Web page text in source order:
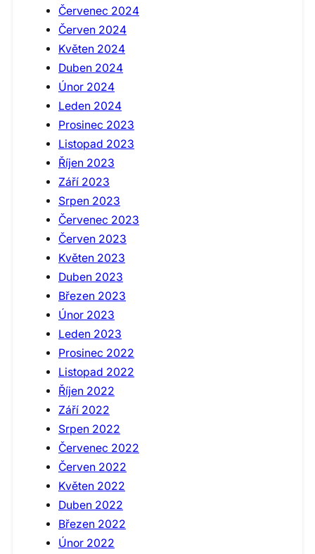
Červenec 2024
Červen 2024
Květen 2024
Duben 2024
Únor 2024
Leden 2024
Prosinec 2023
Listopad 2023
Říjen 2023
Září 2023
Srpen 2023
Červenec 2023
Červen 2023
Květen 2023
Duben 2023
Březen 2023
Únor 2023
Leden 2023
Prosinec 2022
Listopad 2022
Říjen 2022
Září 2022
Srpen 2022
Červenec 2022
Červen 2022
Květen 2022
Duben 2022
Březen 2022
Únor 2022